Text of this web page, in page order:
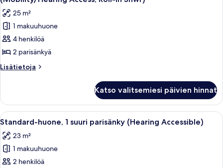
(Hearing
Accessible)
huonetyypin
Kahden
hengen
standard-
huone,
2
Access,
Roll-
In
Shwr)
kuvat
25 m²
1 makuuhuone
4 henkilöä
2 parisänkyä
Lisätietoja
Lisätietoja
standard-
huone,
2
(Mobility/Hearing
Access,
In
Katso valitsemiesi päivien hinnat
Avaa
kaikki
huonetyypin
Standard-
huone,
Hotellihuone, jossa on suuri sänky,
8
Standard-huone, 1 suuri parisänky (Hearing Accessible)
23 m²
1 makuuhuone
2 henkilöä